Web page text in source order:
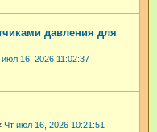
давления для
июл 16, 2026 11:02:37
Чт июл 16, 2026 10:21:51